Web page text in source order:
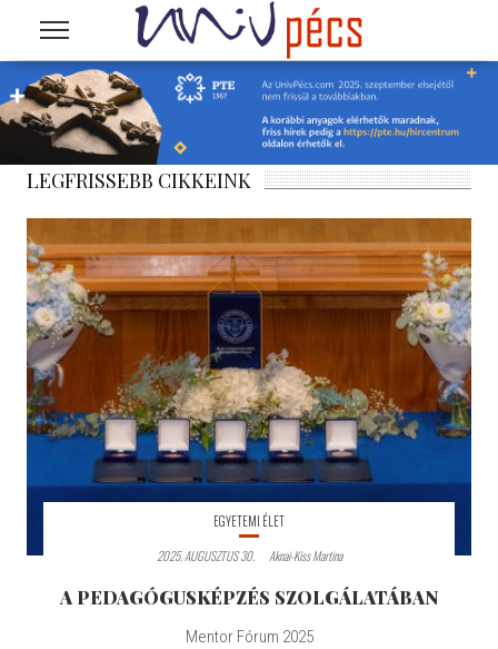
Ugrás a tartalomra
LEGFRISSEBB CIKKEINK
EGYETEMI ÉLET
2025. AUGUSZTUS 30.
Aknai-Kiss Martina
A PEDAGÓGUSKÉPZÉS SZOLGÁLATÁBAN
Mentor Fórum 2025